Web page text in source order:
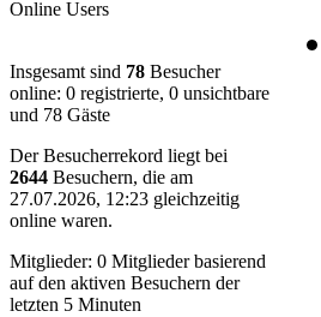
Online Users
Insgesamt sind 78 Besucher
online: 0 registrierte, 0 unsichtbare
und 78 Gäste
Der Besucherrekord liegt bei
2644 Besuchern, die am
27.07.2026, 12:23 gleichzeitig
online waren.
Mitglieder: 0 Mitglieder basierend
auf den aktiven Besuchern der
letzten 5 Minuten